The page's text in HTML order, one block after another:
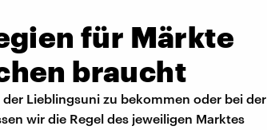
für Märkte
braucht
Lieblingsuni zu bekommen oder bei der
wir die Regel des jeweiligen Marktes